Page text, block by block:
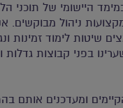
היישומי של תוכני
ניהול מבוקשים.
שיטות לימוד זמינות
בפני קבוצות גדלות
ומעדכנים אותם